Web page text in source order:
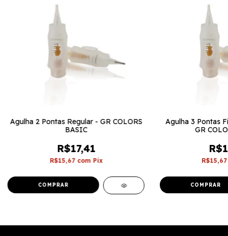
Agulha 2 Pontas Regular - GR COLORS
BASIC
R$17,41
R$15,67 com Pix
Agulha 3 Pontas
GR